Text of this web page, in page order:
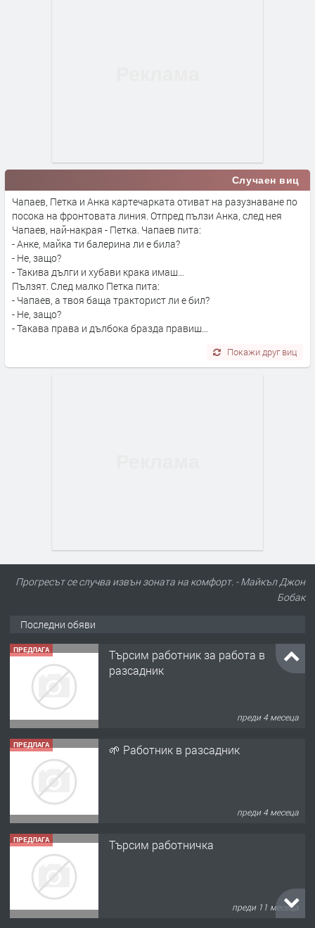
Случаен виц
Чапаев, Петка и Анка картечарката отиват на разузнаване по
посока на фронтовата линия. Отпред пълзи Анка, след нея
Чапаев, най-накрая - Петка. Чапаев пита:
- Анке, майка ти балерина ли е била?
- Не, защо?
- Такива дълги и хубави крака имаш…
Пълзят. След малко Петка пита:
- Чапаев, а твоя баща тракторист ли е бил?
- Не, защо?
- Такава права и дълбока бразда правиш…
Покажи друг виц
Прогресът се случва извън зоната на комфорт. - Майкъл Джон
Бобак
Последни обяви
ПРЕДЛАГА
Търсим работник за работа в
разсадник
преди 4 месеца
ПРЕДЛАГА 🌱 Работник в разсадник
преди 4 месеца
ПРЕДЛАГА Търсим работничка
преди 11 месеца